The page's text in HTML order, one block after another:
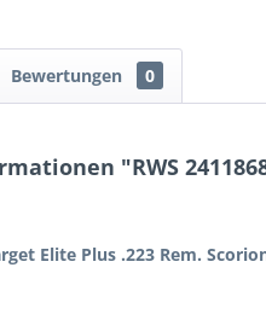
Bewertungen 0
"RWS
Elite Plus .223 Rem.